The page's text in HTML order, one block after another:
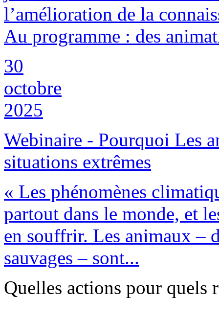
l’amélioration de la
Au programme : des
30
octobre
2025
Webinaire - Pourquoi Les
situations extrêmes
« Les phénomènes
partout dans le monde, et
en souffrir. Les animaux –
sauvages – sont...
Quelles actions pour quels